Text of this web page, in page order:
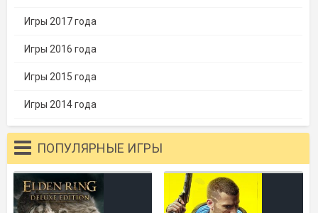
Игры 2017 года
Игры 2016 года
Игры 2015 года
Игры 2014 года
ПОПУЛЯРНЫЕ ИГРЫ